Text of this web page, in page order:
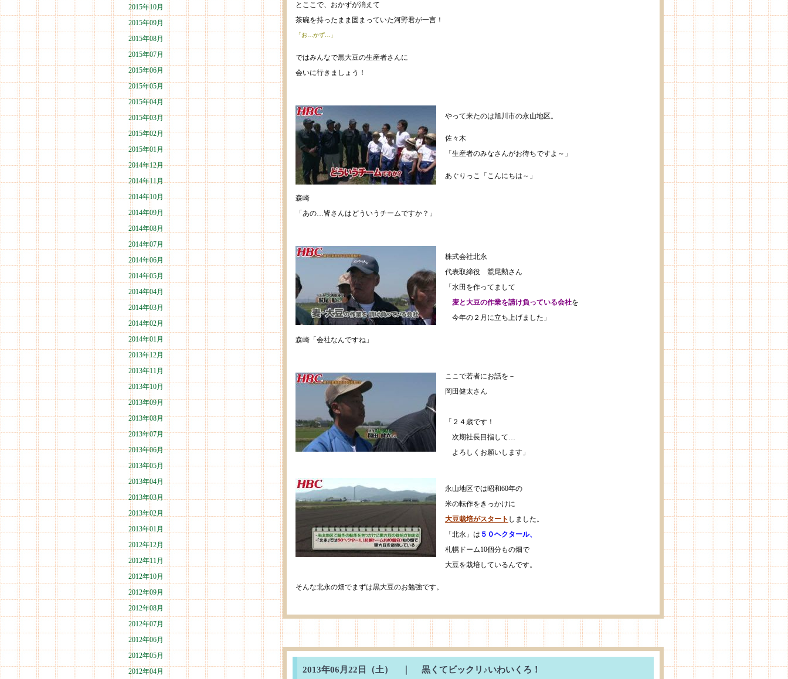
2015年10月
2015年09月
2015年08月
2015年07月
2015年06月
2015年05月
2015年04月
2015年03月
2015年02月
2015年01月
2014年12月
2014年11月
2014年10月
2014年09月
2014年08月
2014年07月
2014年06月
2014年05月
2014年04月
2014年03月
2014年02月
2014年01月
2013年12月
2013年11月
2013年10月
2013年09月
2013年08月
2013年07月
2013年06月
2013年05月
2013年04月
2013年03月
2013年02月
2013年01月
2012年12月
2012年11月
2012年10月
2012年09月
2012年08月
2012年07月
2012年06月
2012年05月
2012年04月
とここで、おかずが消えて
茶碗を持ったまま固まっていた河野君が一言！
「お…かず…」
ではみんなで黒大豆の生産者さんに
会いに行きましょう！
やって来たのは旭川市の永山地区。
佐々木
「生産者のみなさんがお待ちですよ～」
あぐりっこ「こんにちは～」
森崎
「あの…皆さんはどういうチームですか？」
株式会社北永
代表取締役 鷲尾勲さん
「水田を作ってまして
麦と大豆の作業を請け負っている会社を
今年の２月に立ち上げました」
森崎「会社なんですね」
ここで若者にお話を－
岡田健太さん
「２４歳です！
次期社長目指して…
よろしくお願いします」
永山地区では昭和60年の
米の転作をきっかけに
大豆栽培がスタート しました。
「北永」は ５０ヘクタール、
札幌ドーム10個分もの畑で
大豆を栽培しているんです。
そんな北永の畑でまずは黒大豆のお勉強です。
2013年06月22日（土） ｜ 黒くてビックリ♪いわいくろ！